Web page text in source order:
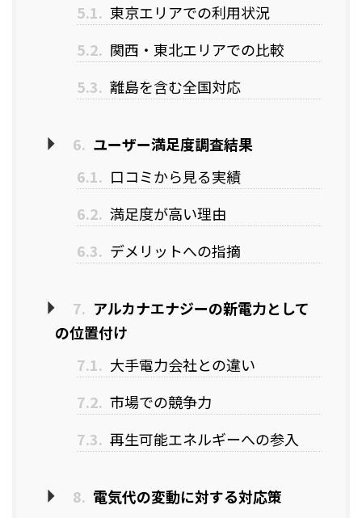
5.1. 東京エリアでの利用状況
5.2. 関西・東北エリアでの比較
5.3. 離島を含む全国対応
6. ユーザー満足度調査結果
6.1. 口コミから見る実績
6.2. 満足度が高い理由
6.3. デメリットへの指摘
7. アルカナエナジーの新電力として
の位置付け
7.1. 大手電力会社との違い
7.2. 市場での競争力
7.3. 再生可能エネルギーへの参入
8. 電気代の変動に対する対応策